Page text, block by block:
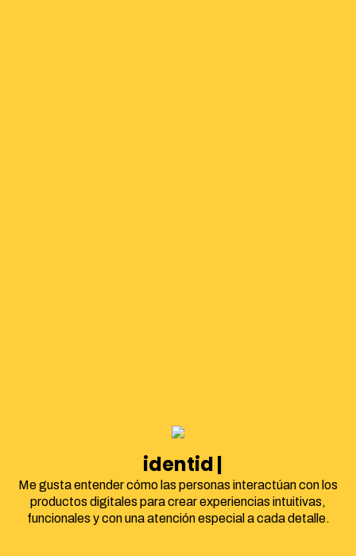
identidad corpor
Me gusta entender cómo las personas interactúan con los
productos digitales para crear experiencias intuitivas,
funcionales y con una atención especial a cada detalle.